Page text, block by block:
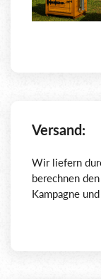
Versand:
Wir liefern
berechnen
Kampagne